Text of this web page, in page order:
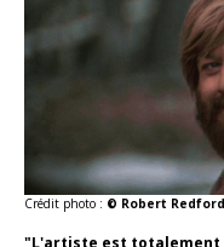
Crédit photo : © Robert